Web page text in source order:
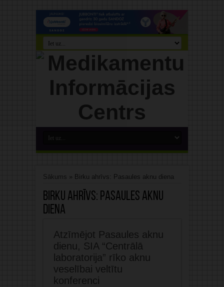
Sākums » Birku ahrīvs: Pasaules aknu diena
Birku ahrīvs: Pasaules aknu
diena
Atzīmējot Pasaules aknu
dienu, SIA “Centrālā
laboratorija” rīko aknu
veselībai veltītu
konferenci